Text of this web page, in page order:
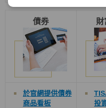
債券 財
於官網提供債券
商品看板
投